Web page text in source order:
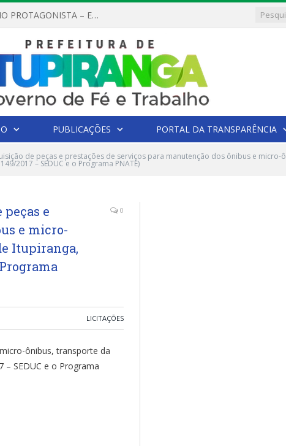
REGULAMENTO OFICIAL DO PRÊMIO ALUNO PROTAGONISTA – EDIÇÃO 2026
PUBLICAÇÕES PORTAL DA TRANSPARÊNCIA
de peças e prestações de serviços para manutenção dos ônibus e micro-
2017 – SEDUC e o Programa PNATE)
peças e
e micro-
Itupiranga,
0
LICITAÇÕES
ônibus, transporte da
– SEDUC e o Programa